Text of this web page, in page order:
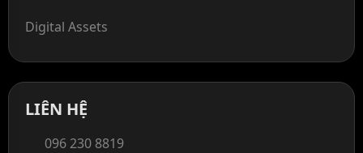
Digital Assets
LIÊN HỆ
096 230 8819